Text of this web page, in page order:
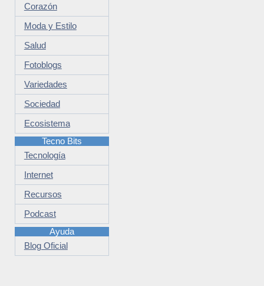
Corazón
Moda y Estilo
Salud
Fotoblogs
Variedades
Sociedad
Ecosistema
Tecno Bits
Tecnología
Internet
Recursos
Podcast
Ayuda
Blog Oficial